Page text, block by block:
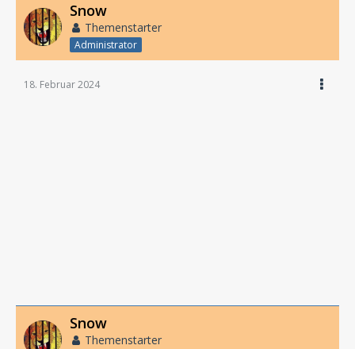
Snow
Themenstarter
Administrator
18. Februar 2024
Snow
Themenstarter